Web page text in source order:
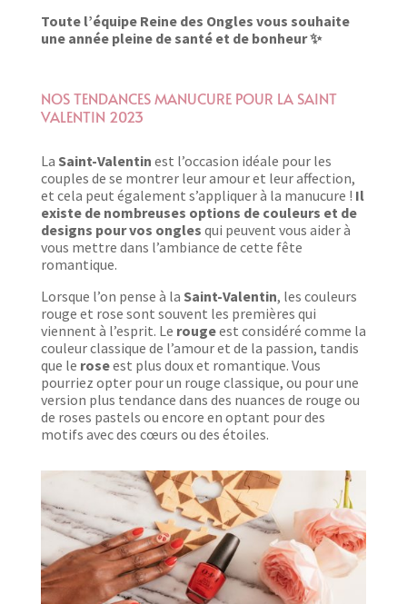
Toute l’équipe Reine des Ongles vous souhaite
une année pleine de santé et de bonheur ✨
NOS TENDANCES MANUCURE POUR LA SAINT
VALENTIN 2023
La Saint-Valentin est l’occasion idéale pour les
couples de se montrer leur amour et leur affection,
et cela peut également s’appliquer à la manucure ! Il
existe de nombreuses options de couleurs et de
designs pour vos ongles qui peuvent vous aider à
vous mettre dans l’ambiance de cette fête
romantique.
Lorsque l’on pense à la Saint-Valentin, les couleurs
rouge et rose sont souvent les premières qui
viennent à l’esprit. Le rougeest considéré comme la
couleur classique de l’amour et de la passion, tandis
que le roseest plus doux et romantique. Vous
pourriez opter pour un rouge classique, ou pour une
version plus tendance dans des nuances de rouge ou
de roses pastels ou encore en optant pour des
motifs avec des cœurs ou des étoiles.